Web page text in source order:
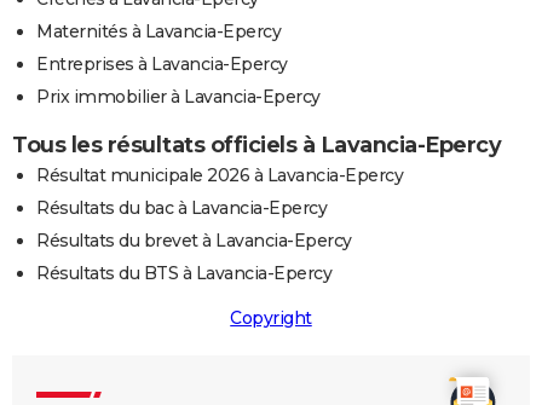
Maternités à Lavancia-Epercy
Entreprises à Lavancia-Epercy
Prix immobilier à Lavancia-Epercy
Tous les résultats officiels à Lavancia-Epercy
Résultat municipale 2026 à Lavancia-Epercy
Résultats du bac à Lavancia-Epercy
Résultats du brevet à Lavancia-Epercy
Résultats du BTS à Lavancia-Epercy
Copyright